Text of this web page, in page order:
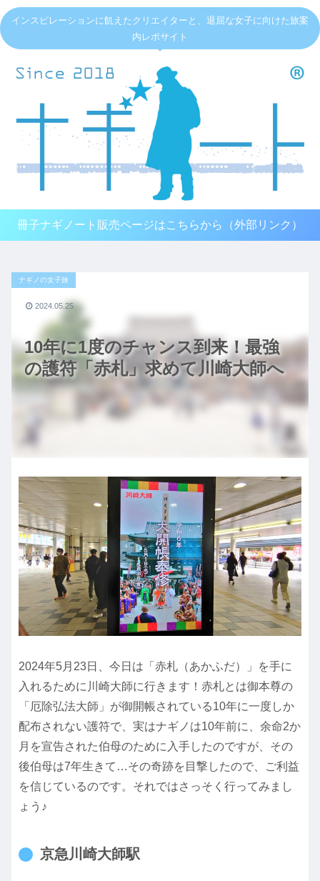
インスピレーションに飢えたクリエイターと、退屈な女子に向けた旅案
内レポサイト
冊子ナギノート販売ページはこちらから（外部リンク）
10年に1度のチャンス到来！最強
の護符「赤札」求めて川崎大師へ
ナギノの女子旅
2024.05.25
2024年5月23日、今日は「赤札（あかふだ）」を手に
入れるために川崎大師に行きます！赤札とは御本尊の
「厄除弘法大師」が御開帳されている10年に一度しか
配布されない護符で、実はナギノは10年前に、余命2か
月を宣告された伯母のために入手したのですが、その
後伯母は7年生きて…その奇跡を目撃したので、ご利益
を信じているのです。それではさっそく行ってみまし
ょう♪
京急川崎大師駅